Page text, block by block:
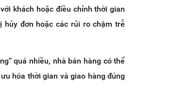
khách hoặc điều chỉnh thời gian
hủy đơn hoặc các rủi ro chậm trễ
quá nhiều, nhà bán hàng có thể
hóa thời gian và giao hàng đúng